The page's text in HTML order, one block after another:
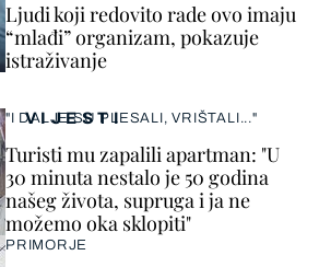
VIJESTI
"I DALJE SU PLESALI, VRIŠTALI..."
Turisti mu zapalili apartman: "U
30 minuta nestalo je 50 godina
našeg života, supruga i ja ne
možemo oka sklopiti"
PRIMORJE
Ljudi koji redovito rade ovo imaju
“mlađi” organizam, pokazuje
istraživanje